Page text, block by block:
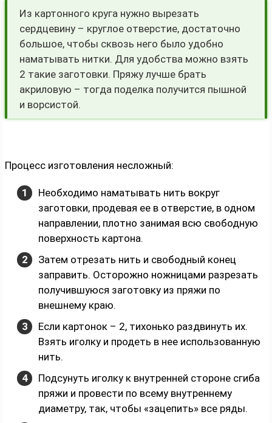
Из картонного круга нужно вырезать
сердцевину – круглое отверстие, достаточно
большое, чтобы сквозь него было удобно
наматывать нитки. Для удобства можно взять
2 такие заготовки. Пряжу лучше брать
акриловую – тогда поделка получится пышной
и ворсистой.
Процесс изготовления несложный:
Необходимо наматывать нить вокруг
заготовки, продевая ее в отверстие, в одном
направлении, плотно занимая всю свободную
поверхность картона.
Затем отрезать нить и свободный конец
заправить. Осторожно ножницами разрезать
получившуюся заготовку из пряжи по
внешнему краю.
Если картонок – 2, тихонько раздвинуть их.
Взять иголку и продеть в нее использованную
нить.
Подсунуть иголку к внутренней стороне сгиба
пряжи и провести по всему внутреннему
диаметру, так, чтобы «зацепить» все ряды.